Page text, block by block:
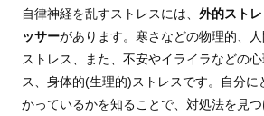
自律神経を乱すストレスには、 外的スト
ッサーがあります。寒さなどの物理的、
ストレス、また、不安やイライラなどの
ス、身体的(生理的)ストレスです。自分に
かっているかを知ることで、対処法を見